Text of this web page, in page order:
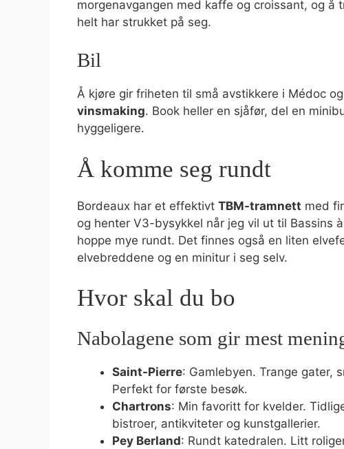
morgenavgangen med kaffe og croissant, og å
helt har strukket på seg.
Bil
Å kjøre gir friheten til små avstikkere i Médoc
vinsmaking. Book heller en sjåfør, del en
hyggeligere.
Å komme seg rundt
Bordeaux har et effektivt TBM-tramnett med
og henter V3-bysykkel når jeg vil ut til Bassins
hoppe mye rundt. Det finnes også en liten
elvebreddene og en minitur i seg selv.
Hvor skal du bo
Nabolagene som gir mest
Saint-Pierre: Gamlebyen. Trange gater,
Perfekt for første besøk.
Chartrons: Min favoritt for kvelder.
bistroer, antikviteter og kunstgallerier.
Pey Berland: Rundt katedralen. Litt